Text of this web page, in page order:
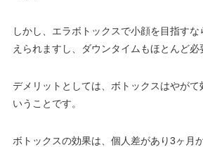
しかし、エラボトックスで小顔を目指す
えられますし、ダウンタイムもほとんど必
デメリットとしては、ボトックスはやがて
いうことです。
ボトックスの効果は、個人差があり3ヶ月